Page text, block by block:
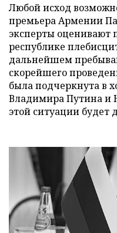
Любой исход
премьера Армении
эксперты оценивают
республике
дальнейшем
скорейшего
была подчеркнута в
Владимира Путина и
этой ситуации будет